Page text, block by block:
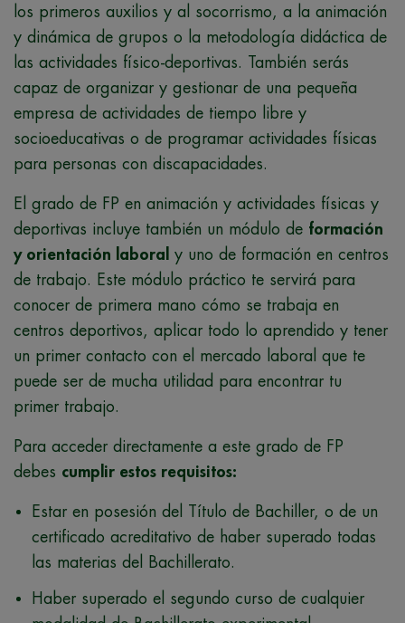
los primeros auxilios y al socorrismo, a la animación
y dinámica de grupos o la metodología didáctica de
las actividades físico-deportivas. También serás
capaz de organizar y gestionar de una pequeña
empresa de actividades de tiempo libre y
socioeducativas o de programar actividades físicas
para personas con discapacidades.
El grado de FP en animación y actividades físicas y
deportivas incluye también un módulo de formación
y orientación laboral
y uno de formación en centros
de trabajo. Este módulo práctico te servirá para
conocer de primera mano cómo se trabaja en
centros deportivos, aplicar todo lo aprendido y tener
un primer contacto con el mercado laboral que te
puede ser de mucha utilidad para encontrar tu
primer trabajo.
Para acceder directamente a este grado de FP
debes cumplir estos requisitos:
Estar en posesión del Título de Bachiller, o de un
certificado acreditativo de haber superado todas
las materias del Bachillerato.
Haber superado el segundo curso de cualquier